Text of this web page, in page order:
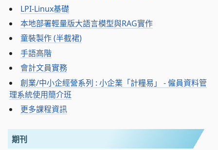
LPI-Linux基礎
本地部署輕量版大語言模型與RAG實作
童裝製作 (半截裙)
手語高階
會計文員實務
創業/中小企經營系列 : 小企業「計糧易」 - 僱員資料管
理系統使用簡介班
更多課程資訊
期刊